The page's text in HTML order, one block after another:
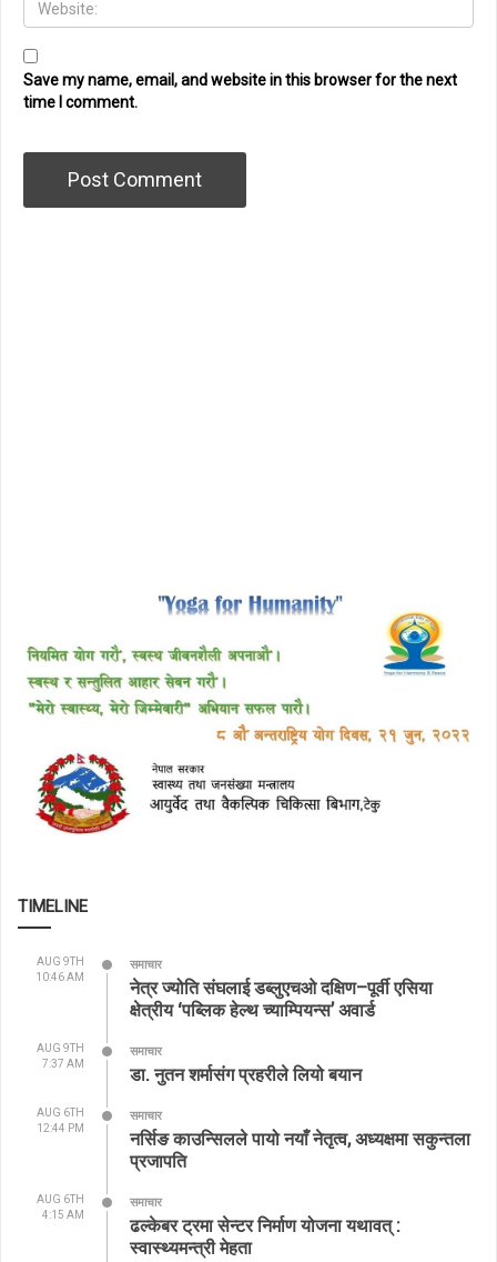
Save my name, email, and website in this browser for the next
time I comment.
TIMELINE
AUG 9TH
10:46 AM
समाचार
नेत्र ज्योति संघलाई डब्लुएचओ दक्षिण–पूर्वी एसिया
क्षेत्रीय ‘पब्लिक हेल्थ च्याम्पियन्स’ अवार्ड
AUG 9TH
7:37 AM
समाचार
डा. नुतन शर्मासंग प्रहरीले लियो बयान
AUG 6TH
12:44 PM
समाचार
नर्सिङ काउन्सिलले पायो नयाँ नेतृत्व, अध्यक्षमा सकुन्तला
प्रजापति
AUG 6TH
4:15 AM
समाचार
ढल्केबर ट्रमा सेन्टर निर्माण योजना यथावत् :
स्वास्थ्यमन्त्री मेहता